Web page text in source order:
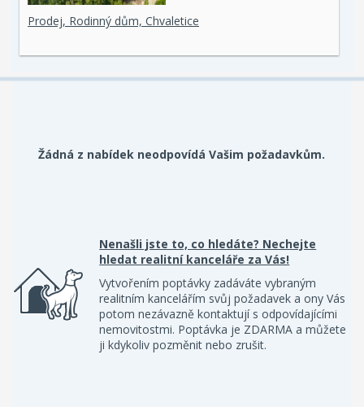
Prodej, Rodinný dům, Chvaletice
Žádná z nabídek neodpovídá Vašim požadavkům.
Nenašli jste to, co hledáte? Nechejte
hledat realitní kanceláře za Vás!
Vytvořením poptávky zadáváte vybraným
realitním kancelářím svůj požadavek a ony Vás
potom nezávazně kontaktují s odpovídajícími
nemovitostmi. Poptávka je ZDARMA a můžete
ji kdykoliv pozměnit nebo zrušit.